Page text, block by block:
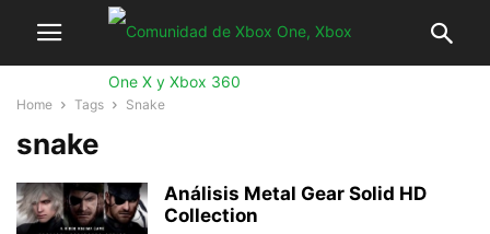
Home Tags Snake
snake
Análisis Metal Gear Solid HD
Collection